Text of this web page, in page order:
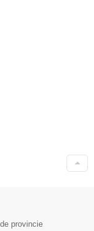
provincie